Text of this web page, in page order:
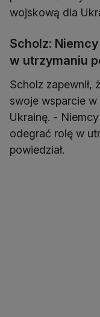
wojskową dla
Scholz:
w utrzymaniu
Scholz
swoje wsparcie
Ukrainę. -
odegrać rolę w
powiedział.